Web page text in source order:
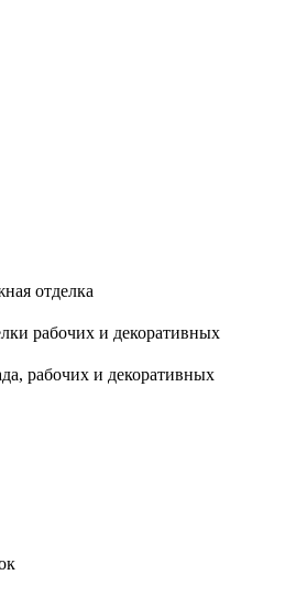
отделка
рабочих и декоративных
рабочих и декоративных